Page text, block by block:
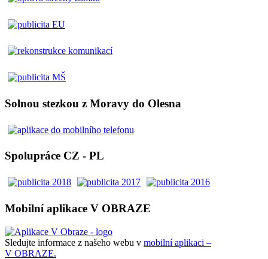
Solnou stezkou z Moravy do Olesna
Spolupráce CZ - PL
Mobilní aplikace V OBRAZE
Sledujte informace z našeho webu v mobilní aplikaci –
V OBRAZE.